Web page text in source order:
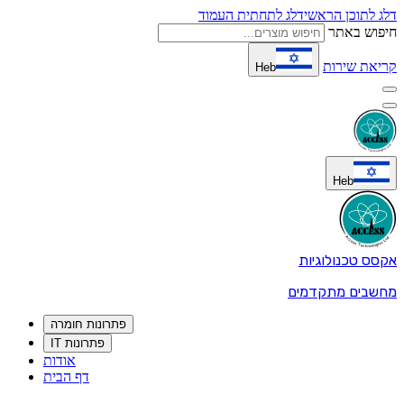
דלג לתוכן הראשידלג לתחתית העמוד
חיפוש באתר
קריאת שירות Heb
Heb
אקסס טכנולוגיות
מחשבים מתקדמים
פתרונות חומרה
פתרונות IT
אודות
דף הבית